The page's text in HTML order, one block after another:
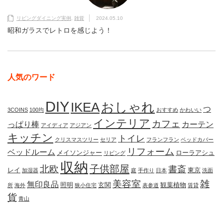
リビングダイニング実例 雑貨 2024.05.10
昭和ガラスでレトロを感じよう！
人気のワード
3COINS 100均 DIYIKEAおしゃれ おすすめ かわいい つ
っぱり棒 アイディア アジアン インテリア カフェ カーテン
キッチン クリスマスツリー セリア トイレ フランフラン ベッドカバー
ベッドルーム メイソンジャー リビング リフォーム ローラアシュ
レイ 加湿器 北欧 収納 子供部屋 庭 手作り 日本 書斎 東京 洗面
所 海外 無印良品 照明 狭小住宅 玄関 美容室 表参道 観葉植物 賃貸 雑
貨 青山